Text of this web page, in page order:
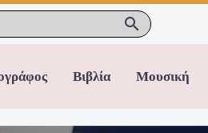
Βιβλία Μουσική